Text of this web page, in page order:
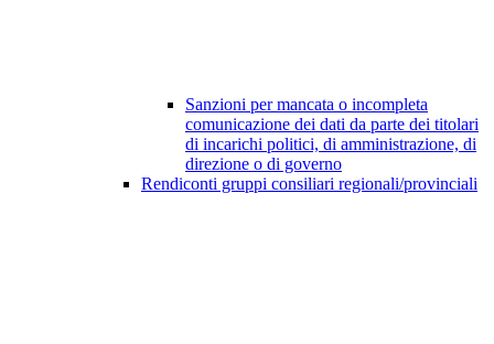
Sanzioni per mancata o incompleta
comunicazione dei dati da parte dei titolari
di incarichi politici, di amministrazione, di
direzione o di governo
Rendiconti gruppi consiliari regionali/provinciali